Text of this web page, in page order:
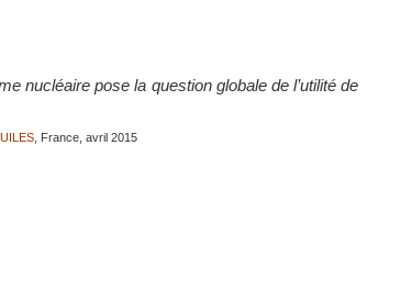
nucléaire pose la question globale de l’utilité de
, France, avril 2015